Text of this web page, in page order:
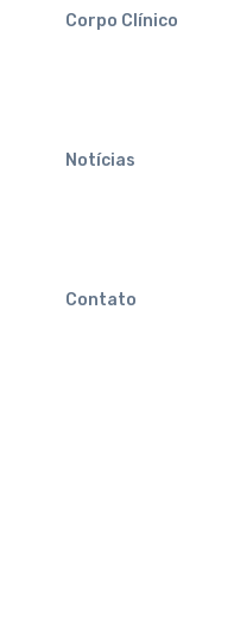
Corpo Clínico
Notícias
Contato